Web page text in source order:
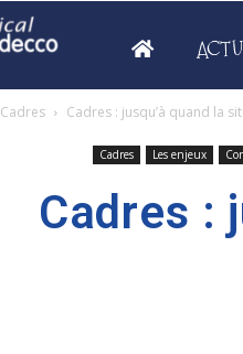
ACTU
Cadres Cadres : jusqu’à quand la
Cadres Les enjeux
Cadres :